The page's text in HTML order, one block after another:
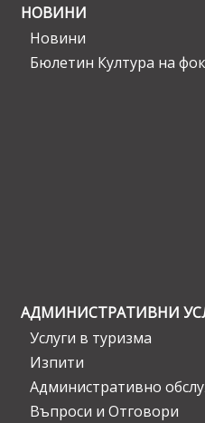
НОВИНИ
Новини
Бюлетин Култура на
АДМИНИСТРАТИВНИ
Услуги в туризма
Изпити
Административно
Въпроси и Отговори